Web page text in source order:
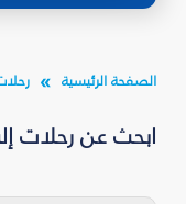
الصفحة الرئيسية
ابحث عن رحلات